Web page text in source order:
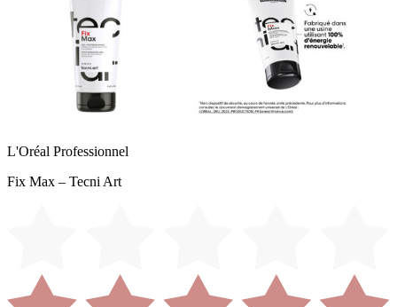
L'Oréal Professionnel
Fix Max – Tecni Art